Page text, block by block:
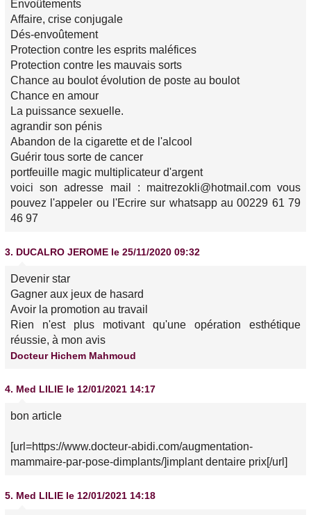
Envoûtements
Affaire, crise conjugale
Dés-envoûtement
Protection contre les esprits maléfices
Protection contre les mauvais sorts
Chance au boulot évolution de poste au boulot
Chance en amour
La puissance sexuelle.
agrandir son pénis
Abandon de la cigarette et de l'alcool
Guérir tous sorte de cancer
portfeuille magic multiplicateur d'argent
voici son adresse mail : maitrezokli@hotmail.com vous
pouvez l'appeler ou l'Ecrire sur whatsapp au 00229 61 79
46 97
3. DUCALRO JEROME le 25/11/2020 09:32
Devenir star
Gagner aux jeux de hasard
Avoir la promotion au travail
Rien n'est plus motivant qu'une opération esthétique
réussie, à mon avis
Docteur Hichem Mahmoud
4. Med LILIE le 12/01/2021 14:17
bon article
[url=https://www.docteur-abidi.com/augmentation-
mammaire-par-pose-dimplants/]implant dentaire prix[/url]
5. Med LILIE le 12/01/2021 14:18